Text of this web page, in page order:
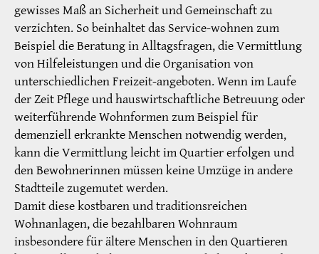
gewisses Maß an Sicherheit und Gemeinschaft zu
verzichten. So beinhaltet das Service-wohnen zum
Beispiel die Beratung in Alltagsfragen, die Vermittlung
von Hilfeleistungen und die Organisation von
unterschiedlichen Freizeit-angeboten. Wenn im Laufe
der Zeit Pflege und hauswirtschaftliche Betreuung oder
weiterführende Wohnformen zum Beispiel für
demenziell erkrankte Menschen notwendig werden,
kann die Vermittlung leicht im Quartier erfolgen und
den Bewohnerinnen müssen keine Umzüge in andere
Stadtteile zugemutet werden.
Damit diese kostbaren und traditionsreichen
Wohnanlagen, die bezahlbaren Wohnraum
insbesondere für ältere Menschen in den Quartieren